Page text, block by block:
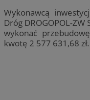
Wykonawcą
Dróg DROGOPOL-ZW
wykonać
kwotę 2 577 631,68 zł.